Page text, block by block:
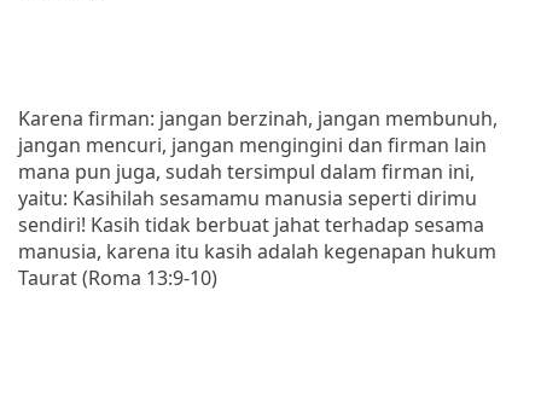
Karena firman: jangan berzinah, jangan membunuh,
jangan mencuri, jangan mengingini dan firman lain
mana pun juga, sudah tersimpul dalam firman ini,
yaitu: Kasihilah sesamamu manusia seperti dirimu
sendiri! Kasih tidak berbuat jahat terhadap sesama
manusia, karena itu kasih adalah kegenapan hukum
Taurat (Roma 13:9-10)